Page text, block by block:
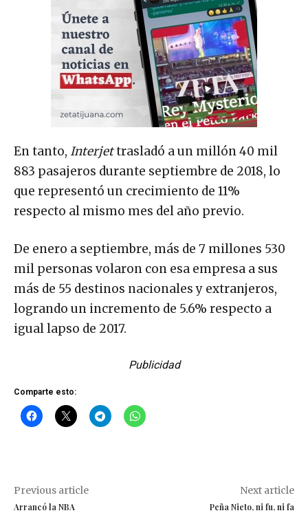
En tanto, Interjettrasladó a un millón 40 mil
883 pasajeros durante septiembre de 2018, lo
que representó un crecimiento de 11%
respecto al mismo mes del año previo.
De enero a septiembre, más de 7 millones 530
mil personas volaron con esa empresa a sus
más de 55 destinos nacionales y extranjeros,
logrando un incremento de 5.6% respecto a
igual lapso de 2017.
Publicidad
Comparte esto:
Previous article
Arrancó la NBA
Next article
Peña Nieto, ni fu, ni fa